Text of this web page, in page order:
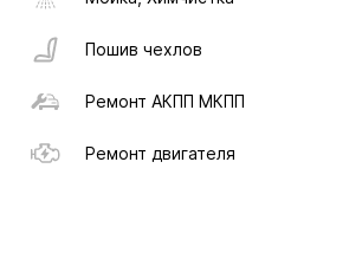
Пошив чехлов
Ремонт АКПП МКПП
Ремонт двигателя